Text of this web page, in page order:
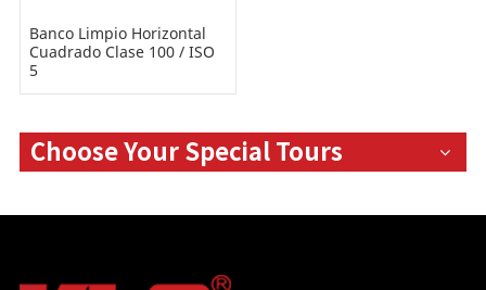
Banco Limpio Horizontal
Cuadrado Clase 100 / ISO
5
Choose Your Special Tours